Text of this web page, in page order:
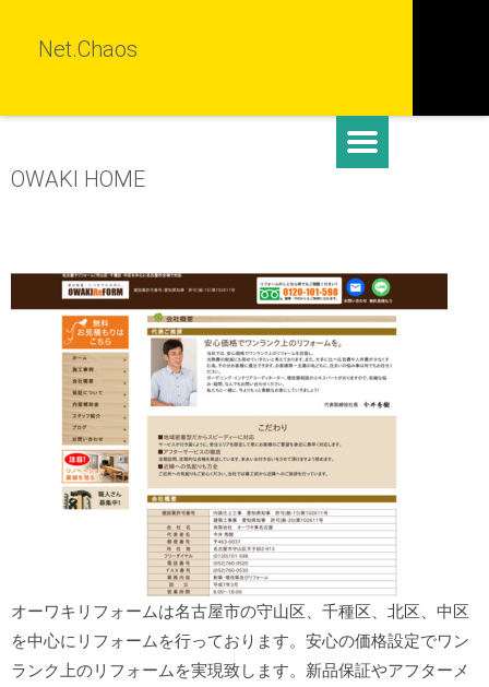
Net.Chaos
OWAKI HOME
オーワキリフォームは名古屋市の守山区、千種区、北区、中区
を中心にリフォームを行っております。安心の価格設定でワン
ランク上のリフォームを実現致します。新品保証やアフターメ